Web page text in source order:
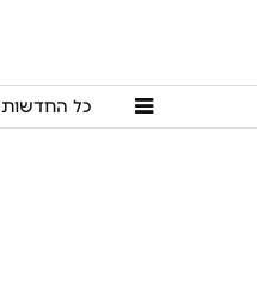
כל החדשות